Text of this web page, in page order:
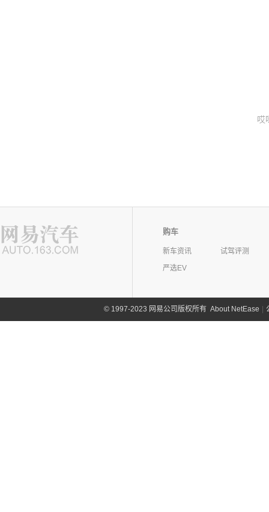
哎
购车
新车资讯
试驾评测
严选EV
©1997-2023 网易公司版权所有 About NetEase